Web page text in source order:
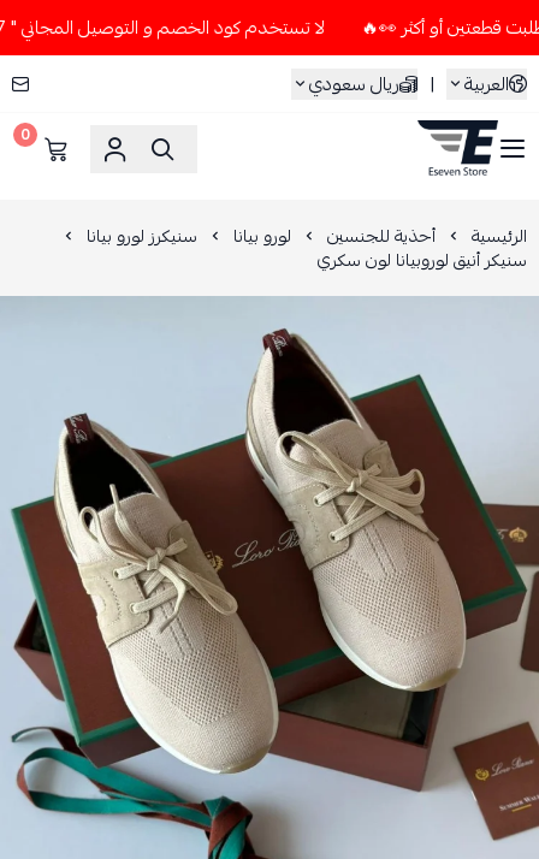
لا تستخدم كود الخصم و التوصيل المجاني " N7 " إلا إذا طلبت قطعتين أو أكثر 👀🔥
العربية
| ريال سعودي
ESEVEN STORE
0
الرئيسية أحذية للجنسين لورو بيانا سنيكرز لورو بيانا
سنيكر أنيق لوروبيانا لون سكري